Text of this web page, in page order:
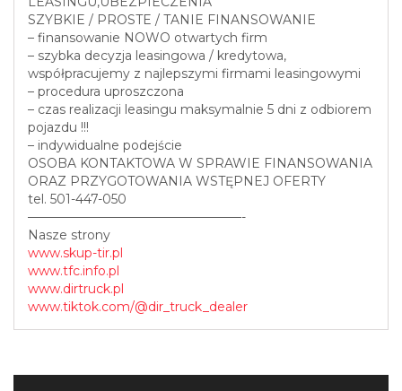
SZYBKIE / PROSTE / TANIE FINANSOWANIE
– finansowanie NOWO otwartych firm
– szybka decyzja leasingowa / kredytowa,
współpracujemy z najlepszymi firmami leasingowymi
– procedura uproszczona
– czas realizacji leasingu maksymalnie 5 dni z odbiorem
pojazdu !!!
– indywidualne podejście
OSOBA KONTAKTOWA W SPRAWIE FINANSOWANIA
ORAZ PRZYGOTOWANIA WSTĘPNEJ OFERTY
tel. 501-447-050
—————————————————-
Nasze strony
www.skup-tir.pl
www.tfc.info.pl
www.dirtruck.pl
www.tiktok.com/@dir_truck_dealer